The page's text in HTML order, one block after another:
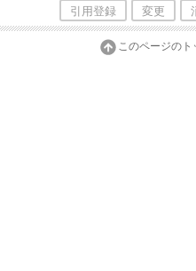
引用登録 変更
このページのト